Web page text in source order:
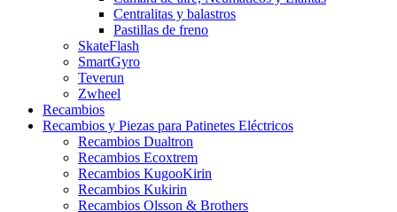
Centralitas y balastros
Pastillas de freno
SkateFlash
SmartGyro
Teverun
Zwheel
Recambios
Recambios y Piezas para Patinetes Eléctricos
Recambios Dualtron
Recambios Ecoxtrem
Recambios KugooKirin
Recambios Kukirin
Recambios Olsson & Brothers